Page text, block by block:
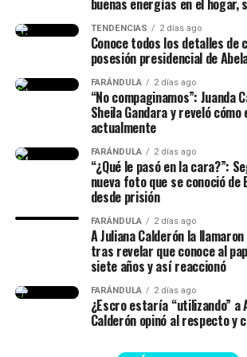
August 5, 2026
viralizarse, y las personas le
realidad que viven muchas mujeres en
@isalavenezolanaate abrazo!! se q es
dar vida es renacer, míralo como una
para hacerlo bien, o mejor
♬ original sound –
ISABELLA LADERA
buenas energías en el hogar,
TENDENCIAS 2 días ago
Conoce todos los detalles de
posesión presidencial de
FARÁNDULA 2 días ago
“No compaginamos”: Juanda
Sheila Gandara y reveló
actualmente
FARÁNDULA 2 días ago
“¿Qué le pasó en la cara?”:
nueva foto que se conoció de
desde prisión
FARÁNDULA 2 días ago
A Juliana Calderón la
tras revelar que conoce al
siete años y así reaccionó
FARÁNDULA 2 días ago
¿Escro estaría “utilizando” a
Calderón opinó al respecto y